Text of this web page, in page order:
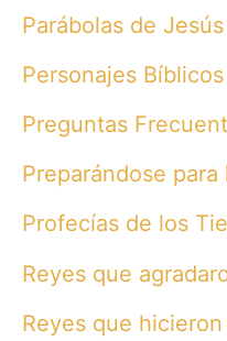
Parábolas de Jesús
Personajes Bíblicos
Preguntas
Preparándose
Profecías de los
Reyes que
Reyes que